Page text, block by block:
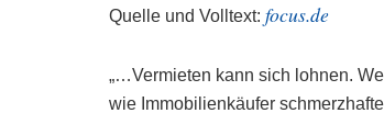
Quelle und Volltext:focus.de
„…Vermieten kann sich lohnen.
wie Immobilienkäufer